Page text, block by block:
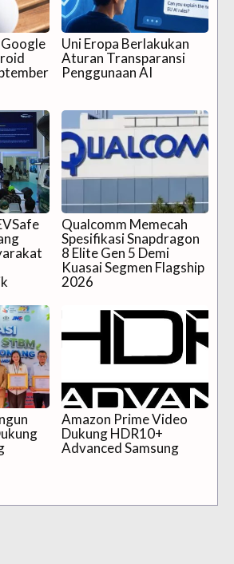
Uni Eropa Berlakukan
Aturan Transparansi
Penggunaan AI
Qualcomm Memecah
Spesifikasi Snapdragon
8 Elite Gen 5 Demi
Kuasai Segmen Flagship
2026
Amazon Prime Video
Dukung HDR10+
Advanced Samsung